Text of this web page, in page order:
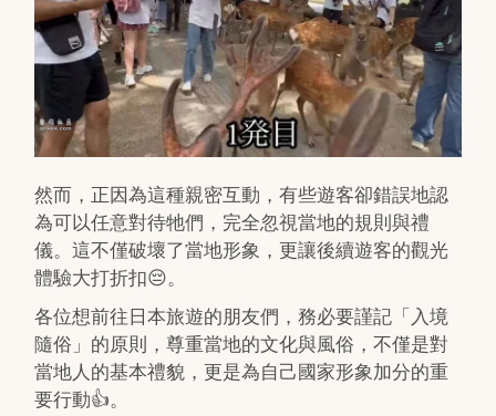
然而，正因為這種親密互動，有些遊客卻錯誤地認
為可以任意對待牠們，完全忽視當地的規則與禮
儀。這不僅破壞了當地形象，更讓後續遊客的觀光
體驗大打折扣😔。
各位想前往日本旅遊的朋友們，務必要謹記「入境
隨俗」的原則，尊重當地的文化與風俗，不僅是對
當地人的基本禮貌，更是為自己國家形象加分的重
要行動👍。